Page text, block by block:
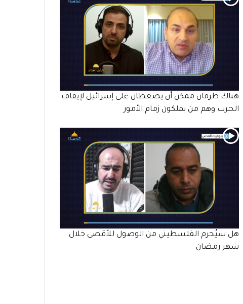
هناك طرفان ممكن أن يضغطان على إسرائيل لإيقاف
الحـرب وهم من يملكون زمام الأمور
هل سيُحرم الفلسطيني من الوصول للأقصى خلال
شهر رمضان